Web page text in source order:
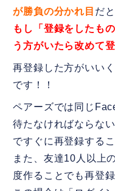
が勝負の分かれ目 だ
もし「登録をしたも
う方がいたら改めて
再登録した方がいい
です！！
ペアーズでは同じ
待たなければならな
ですぐに再登録する
また、友達10人以上
度作ることでも再登録